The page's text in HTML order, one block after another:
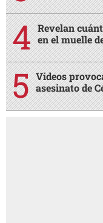
Revelan
en el muelle
Videos
asesinato de